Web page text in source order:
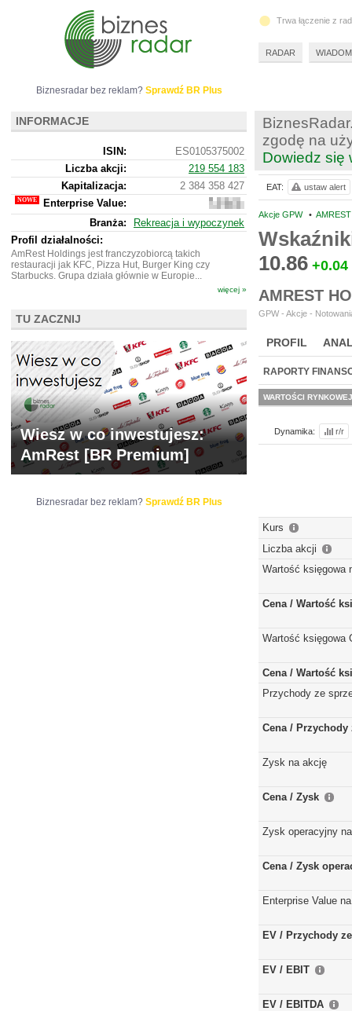
zgodę na
Dowiedz się
Akcje GPW •
10.86 +0.04
AMREST
GPW - Akcje -
PROFIL
WYCENA BR
RAPORTY
WARTOŚCI RYNKOWEJ
Dynamika: r/r
Kurs
Liczba akcji
Wartość księgowa
Cena / Wartość
Wartość księgowa
Cena / Wartość
Przychody ze
Cena / Przychody
Zysk na akcję
Cena / Zysk
Zysk operacyjny
Cena / Zysk
Enterprise Value
EV / Przychody
EV / EBIT
EV / EBITDA
EAT: ustaw alert
Biznesradar bez reklam? Sprawdź BR Plus
INFORMACJE
ISIN:
ES0105375002
Liczba akcji:
219 554 183
Kapitalizacja:
2 384 358 427
Enterprise Value:
8
853
202
Branża:
Rekreacja i wypoczynek
Profil działalności:
AmRest Holdings jest franczyzobiorcą takich
restauracji jak KFC, Pizza Hut, Burger King czy
Starbucks. Grupa działa głównie w Europie...
więcej »
TU ZACZNIJ
Wiesz w co inwestujesz:
AmRest [BR Premium]
Biznesradar bez reklam? Sprawdź BR Plus
Trwa łączenie z
RADAR